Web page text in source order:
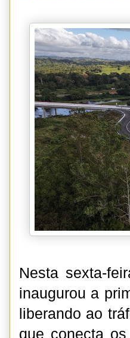
Nesta sexta-
inaugurou a
liberando ao
que conecta